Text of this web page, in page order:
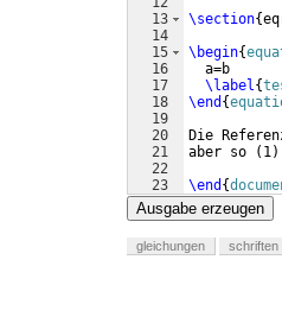
13
14
15
16
17
18
19
20
21
22
23
\section{
\begin{
  a=b
\label{
\end {
Die
aber so
( 1)
\end {
Ausgabe erzeugen
gleichungen schriften